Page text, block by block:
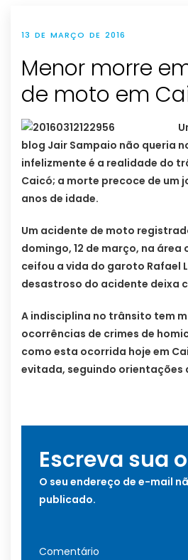
13 DE MARÇO DE 2016
Menor morre
de moto em
blog Jair Sampaio não queria
infelizmente é a realidade do
Caicó; a morte precoce de um
anos de idade.
Um acidente de moto
domingo, 12 de março, na área
ceifou a vida do garoto Rafael
desastroso do acidente deixa
A indisciplina no trânsito tem
ocorrências de crimes de
como esta ocorrida hoje em
evitada, seguindo orientações
Escreva sua
O seu endereço de e-mail
publicado.
Comentário